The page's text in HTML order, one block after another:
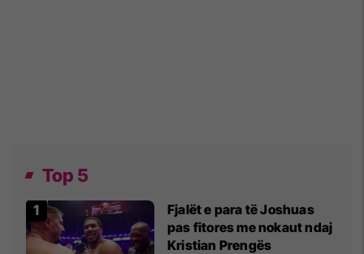
Top 5
Fjalët e para të Joshuas
pas fitores me nokaut ndaj
Kristian Prengës